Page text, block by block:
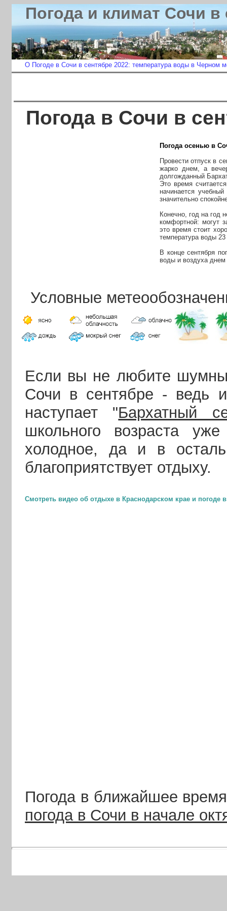
Погода и климат Сочи в
О Погоде в Сочи в сентябре 2022: температура воды в Черном
Погода в Сочи в
Погода осенью в
Провести отпуск в
жарко днем, а
долгожданный
Это время
начинается
значительно
Конечно, год на год
комфортной: могут
это время стоит
температура воды 23
В конце сентября
воды и воздуха
Условные
Если вы не любите
Сочи в сентябре - ведь
наступает "Бархатный
школьного возраста
холодное, да и в
благоприятствует отдыху.
Смотреть видео об отдыхе в Краснодарском крае и погоде
Погода в ближайшее
погода в Сочи в начале